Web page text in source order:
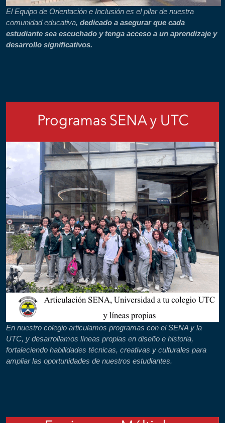
El Equipo de Orientación e Inclusión es el pilar de nuestra
comunidad educativa, dedicado a asegurar que cada
estudiante sea escuchado y tenga acceso a un aprendizaje y
desarrollo significativos.
En nuestro colegio articulamos programas con el SENA y la
UTC, y desarrollamos líneas propias en diseño e historia,
fortaleciendo habilidades técnicas, creativas y culturales para
ampliar las oportunidades de nuestros estudiantes.